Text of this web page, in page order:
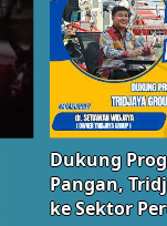
Dukung
Pangan,
ke Sektor